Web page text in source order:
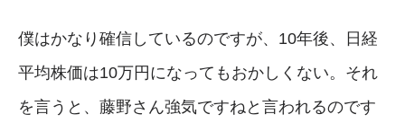
僕はかなり確信しているのですが、10年後、日経
平均株価は10万円になってもおかしくない。それ
を言うと、藤野さん強気ですねと言われるのです